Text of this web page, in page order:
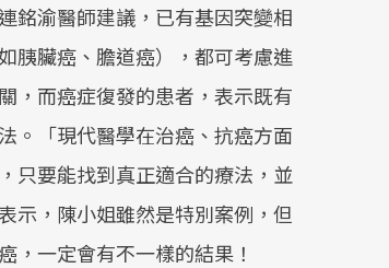
銘渝醫師建議，已有基因突變相
胰臟癌、膽道癌），都可考慮進
，而癌症復發的患者，表示既有
。「現代醫學在治癌、抗癌方面
只要能找到真正適合的療法，並
示，陳小姐雖然是特別案例，但
，一定會有不一樣的結果！